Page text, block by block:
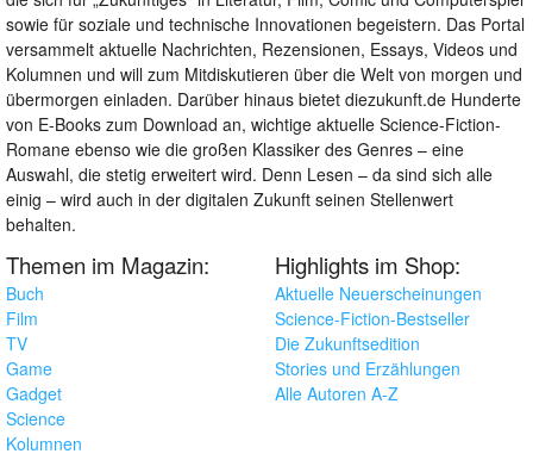
sowie für soziale und technische Innovationen begeistern. Das Portal
versammelt aktuelle Nachrichten, Rezensionen, Essays, Videos und
Kolumnen und will zum Mitdiskutieren über die Welt von morgen und
übermorgen einladen. Darüber hinaus bietet diezukunft.de Hunderte
von E-Books zum Download an, wichtige aktuelle Science-Fiction-
Romane ebenso wie die großen Klassiker des Genres – eine
Auswahl, die stetig erweitert wird. Denn Lesen – da sind sich alle
einig – wird auch in der digitalen Zukunft seinen Stellenwert
behalten.
Themen im Magazin:
Buch
Film
TV
Game
Gadget
Science
Kolumnen
Highlights im Shop:
Aktuelle Neuerscheinungen
Science-Fiction-Bestseller
Die Zukunftsedition
Stories und Erzählungen
Alle Autoren A-Z